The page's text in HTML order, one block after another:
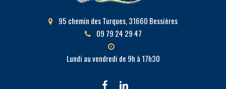
95 chemin des Turques, 31660 Bessières
09 79 24 29 47
Lundi au vendredi de 9h à 17h30